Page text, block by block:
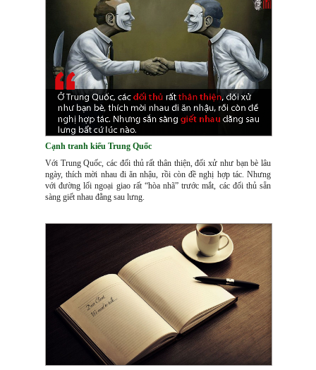
Cạnh tranh kiểu Trung Quốc
Với Trung Quốc, các đối thủ rất thân thiện, đối xử như bạn bè lâu
ngày, thích mời nhau đi ăn nhậu, rồi còn đề nghị hợp tác. Nhưng
với đường lối ngoại giao rất “hòa nhã” trước mắt, các đối thủ sẵn
sàng giết nhau đằng sau lưng.